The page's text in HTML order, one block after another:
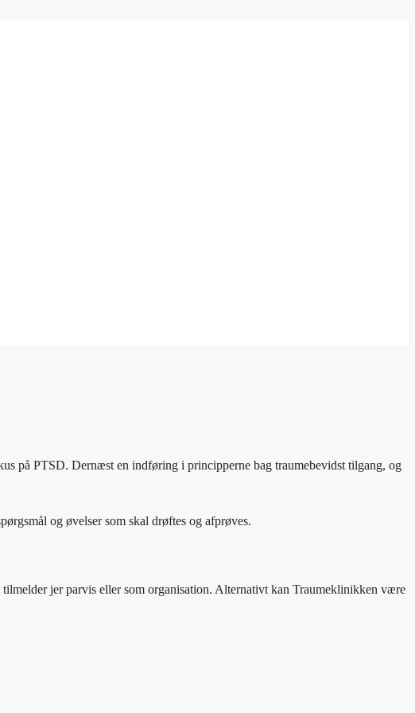
på PTSD. Dernæst en indføring i principperne bag traumebevidst tilgang, og
og øvelser som skal drøftes og afprøves.
jer parvis eller som organisation. Alternativt kan Traumeklinikken være